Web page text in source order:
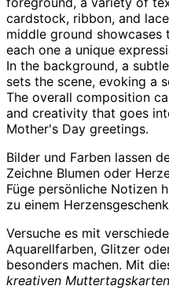
Bilder und Farben lassen
Zeichne Blumen oder
Füge persönliche Notizen
zu einem
Versuche es mit
Aquarellfarben, Glitzer
besonders machen. Mit
kreativen Muttertagskarten